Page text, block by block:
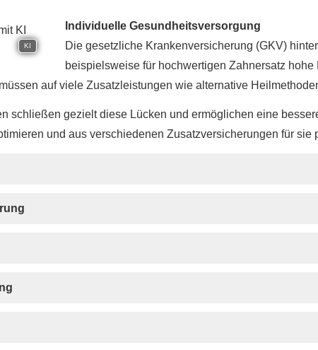
KI
Individuelle Gesundheitsversorgung
Die gesetzliche Kranken­ver­si­che­rung (GKV)
beispielsweise für hochwertigen Zahnersatz
auf viele Zusatzleistungen wie alternative
schließen gezielt diese Lücken und ermöglichen eine
und aus verschiedenen Zusatzversicherungen für sie